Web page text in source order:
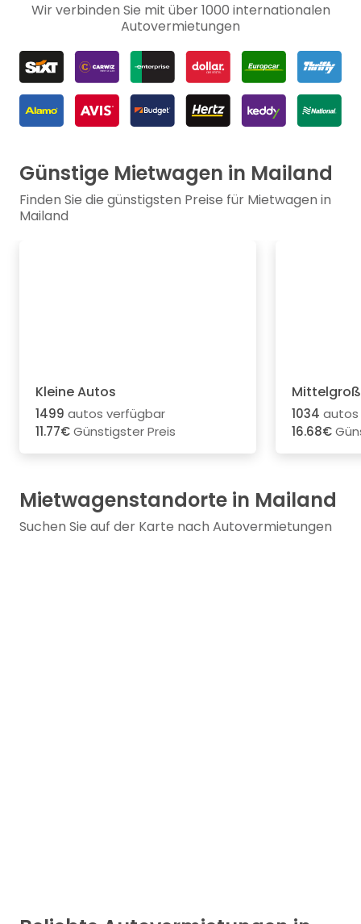
Wir verbinden Sie mit über 1000 internationalen
Autovermietungen
Günstige Mietwagen in Mailand
Finden Sie die günstigsten Preise für Mietwagen in
Mailand
Kleine Autos
1499 autos verfügbar
11.77€Günstigster Preis
1034 autos
16.68€
Mietwagenstandorte in Mailand
Suchen Sie auf der Karte nach Autovermietungen